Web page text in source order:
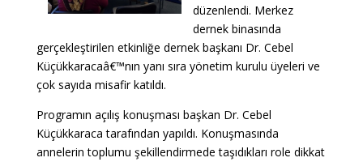
düzenlendi. Merkez
dernek binasında
gerçekleştirilen etkinliğe dernek başkanı Dr. Cebel
Küçükkaracaâ€™nın yanı sıra yönetim kurulu üyeleri ve
çok sayıda misafir katıldı.
Programın açılış konuşması başkan Dr. Cebel
Küçükkaraca tarafından yapıldı. Konuşmasında
annelerin toplumu şekillendirmede taşıdıkları role dikkat